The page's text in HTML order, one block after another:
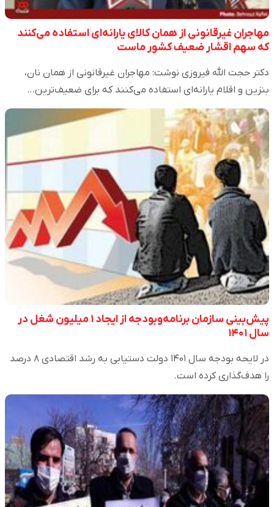
مهاجران غیرقانونی از همان کالای یارانه‌ای استفاده می‌کنند
که سهم اقشار ضعیف کشور ماست
دکتر حجت الله فیروزی نوشت: مهاجران غیرقانونی از همان نان،
بنزین و اقلام یارانه‌ای استفاده می‌کنند که برای ضعیف‌ترین…
پیش‌بینی سازمان برنامه‌وبودجه از ایجاد ۱ میلیون شغل در
سال ۱۴۰۱
در لایحه بودجه سال ۱۴۰۱ دولت دستیابی به رشد اقتصادی ۸ درصد
را هدف‌گذاری کرده است.